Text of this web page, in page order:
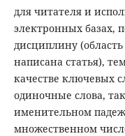
для читателя и
электронных базах,
дисциплину
написана статья),
качестве ключевых
одиночные слова,
именительном
множественном